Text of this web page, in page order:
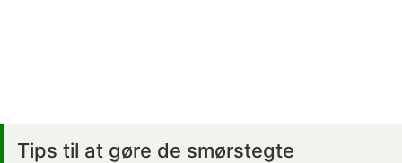
Tips til at gøre de smørstegte